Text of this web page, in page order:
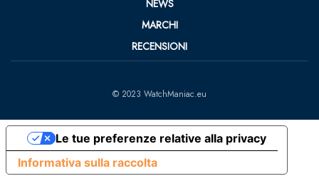
NEWS
MARCHI
RECENSIONI
© 2023 WatchManiac.eu
Informativa sulla raccolta
Le tue preferenze relative alla privacy